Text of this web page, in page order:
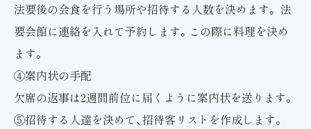
法要後の会食を行う場所や招待する人数を決めます。 法
要会館に連絡を入れて予約します。この際に料理を決め
ます。
④案内状の手配
欠席の返事は2週間前位に届くように案内状を送ります。
⑤招待する人達を決めて、招待客リストを作成します。